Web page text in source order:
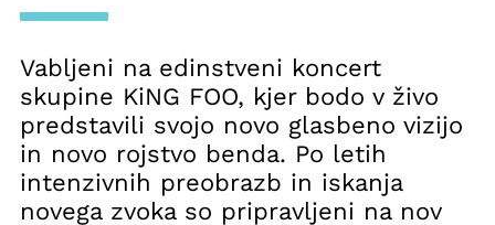
Vabljeni na edinstveni koncert
skupine KiNG FOO, kjer bodo v živo
predstavili svojo novo glasbeno vizijo
in novo rojstvo benda. Po letih
intenzivnih preobrazb in iskanja
novega zvoka so pripravljeni na nov